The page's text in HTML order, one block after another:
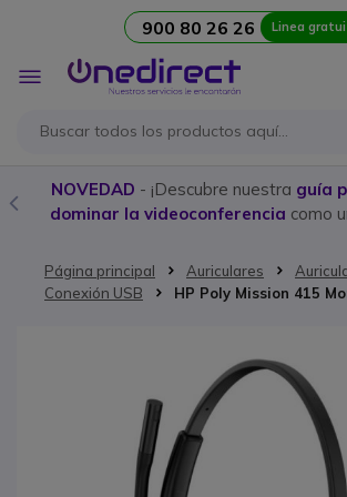
900 80 26 26 Linea
Toggle
Nav
NOVEDAD - ¡Descubre nuestra guía
dominar la videoconferencia como
Página principal Auriculares
Conexión USB
HP Poly Mission 415